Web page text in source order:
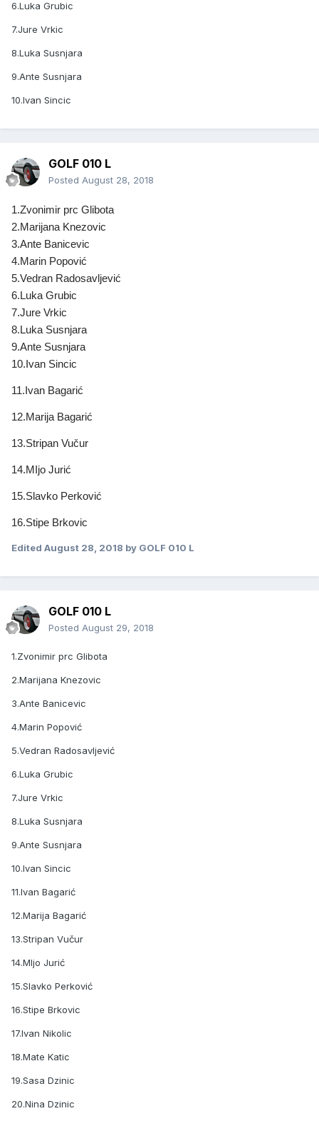
6.Luka Grubic
7.Jure Vrkic
8.Luka Susnjara
9.Ante Susnjara
10.Ivan Sincic
GOLF 010 L
Posted August 28, 2018
1.Zvonimir prc Glibota
2.Marijana Knezovic
3.Ante Banicevic
4.Marin Popović
5.Vedran Radosavljević
6.Luka Grubic
7.Jure Vrkic
8.Luka Susnjara
9.Ante Susnjara
10.Ivan Sincic
11.Ivan Bagarić
12.Marija Bagarić
13.Stripan Vučur
14.MIjo Jurić
15.Slavko Perković
16.Stipe Brkovic
Edited August 28, 2018 by GOLF 010 L
GOLF 010 L
Posted August 29, 2018
1.Zvonimir prc Glibota
2.Marijana Knezovic
3.Ante Banicevic
4.Marin Popović
5.Vedran Radosavljević
6.Luka Grubic
7.Jure Vrkic
8.Luka Susnjara
9.Ante Susnjara
10.Ivan Sincic
11.Ivan Bagarić
12.Marija Bagarić
13.Stripan Vučur
14.MIjo Jurić
15.Slavko Perković
16.Stipe Brkovic
17.Ivan Nikolic
18.Mate Katic
19.Sasa Dzinic
20.Nina Dzinic